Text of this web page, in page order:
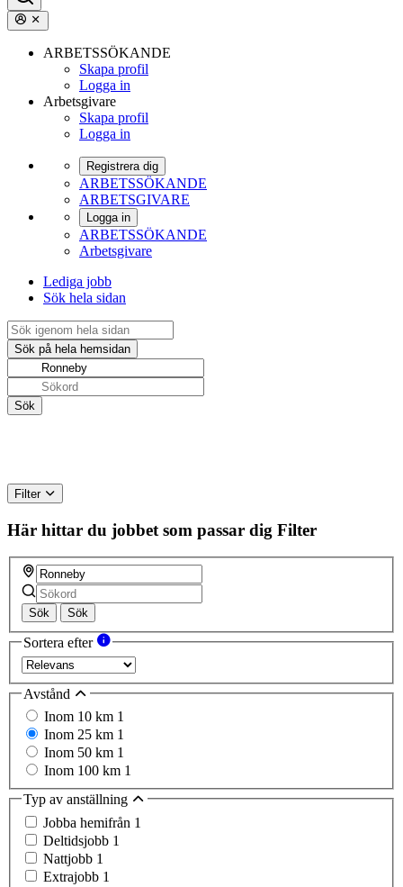
ARBETSSÖKANDE
Skapa profil
Logga in
Arbetsgivare
Skapa profil
Logga in
Registrera dig
ARBETSSÖKANDE
ARBETSGIVARE
Logga in
ARBETSSÖKANDE
Arbetsgivare
Lediga jobb
Sök hela sidan
Filter
Här hittar du jobbet som passar dig Filter
Sök Sök
Sortera efter
Avstånd
Inom 10 km 1
Inom 25 km 1
Inom 50 km 1
Inom 100 km 1
Typ av anställning
Jobba hemifrån 1
Deltidsjobb 1
Nattjobb 1
Extrajobb 1